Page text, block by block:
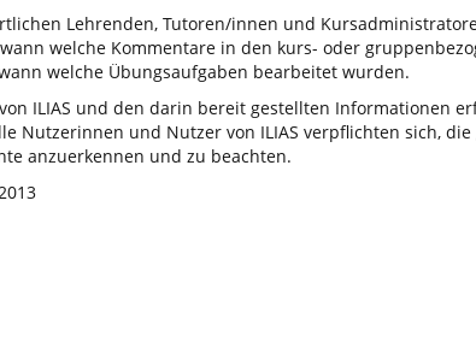
Lehrenden, Tutoren/innen und
welche Kommentare in den kurs- oder
welche Übungsaufgaben bearbeitet wurden.
ILIAS und den darin bereit gestellten Informationen
Nutzerinnen und Nutzer von ILIAS verpflichten sich,
anzuerkennen und zu beachten.